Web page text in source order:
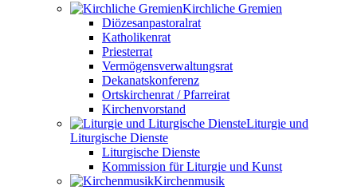
Kirchliche Gremien
Diözesanpastoralrat
Katholikenrat
Priesterrat
Vermögensverwaltungsrat
Dekanatskonferenz
Ortskirchenrat / Pfarreirat
Kirchenvorstand
Liturgie und
Liturgische Dienste
Liturgische Dienste
Kommission für Liturgie und Kunst
Kirchenmusik